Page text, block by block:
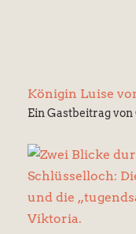
Königin Luise
Ein Gastbeitrag